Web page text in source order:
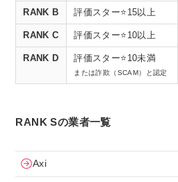
RANK B 評価スター⭐️15以上
RANK C 評価スター⭐️10以上
RANK D 評価スター⭐️10未満
または詐欺（SCAM）と認定
RANK Sの業者一覧
Axi